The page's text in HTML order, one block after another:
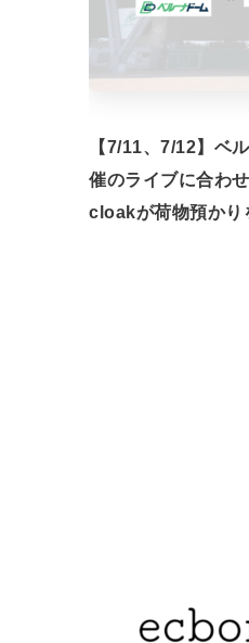
【7/11、7/12】ベ
催のライブに合わ
cloakが荷物預かり